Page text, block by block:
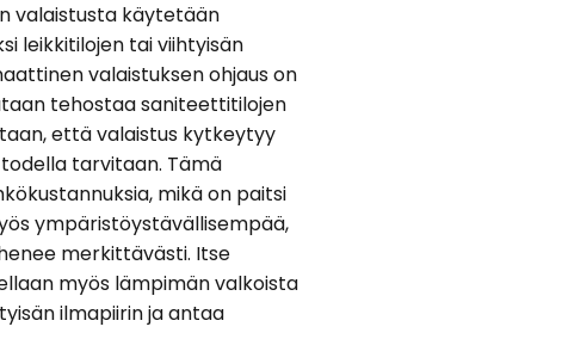
valaistusta käytetään
leikkitilojen tai viihtyisän
valaistuksen ohjaus on
tehostaa saniteettitilojen
että valaistus kytkeytyy
tarvitaan. Tämä
mikä on paitsi
ympäristöystävällisempää,
merkittävästi. Itse
myös lämpimän valkoista
ilmapiirin ja antaa